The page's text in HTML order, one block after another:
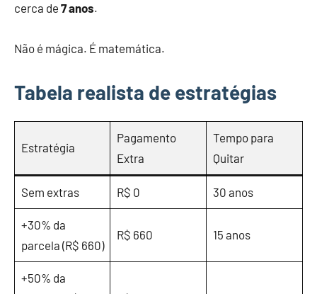
cerca de 7 anos.
Não é mágica. É matemática.
Tabela realista de estratégias
Estratégia
Pagamento
Extra
Tempo para
Quitar
Sem extras R$ 0 30 anos
+30% da
parcela (R$ 660)
R$ 660 15 anos
+50% da